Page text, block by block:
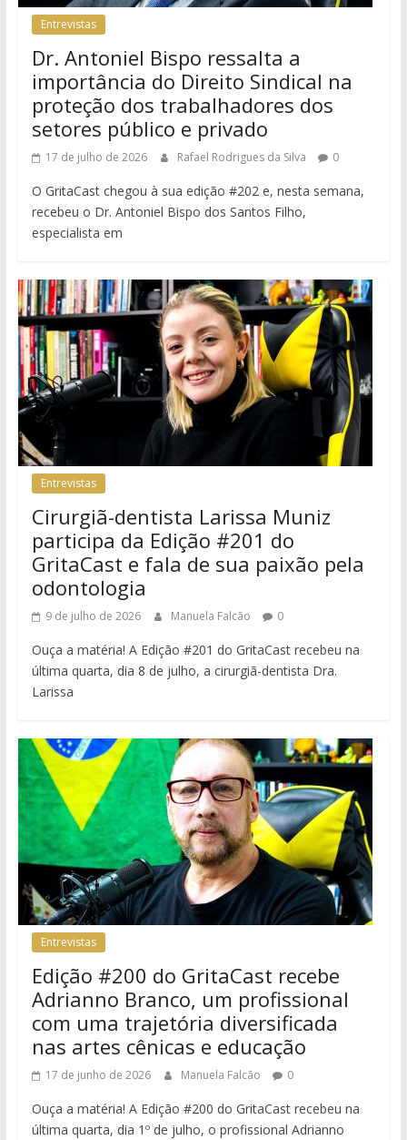
Entrevistas
Dr. Antoniel Bispo ressalta a
importância do Direito Sindical na
proteção dos trabalhadores dos
setores público e privado
17 de julho de 2026 Rafael Rodrigues da Silva 0
O GritaCast chegou à sua edição #202 e, nesta semana,
recebeu o Dr. Antoniel Bispo dos Santos Filho,
especialista em
Entrevistas
Cirurgiã-dentista Larissa Muniz
participa da Edição #201 do
GritaCast e fala de sua paixão pela
odontologia
9 de julho de 2026 Manuela Falcão 0
Ouça a matéria! A Edição #201 do GritaCast recebeu na
última quarta, dia 8 de julho, a cirurgiã-dentista Dra.
Larissa
Entrevistas
Edição #200 do GritaCast recebe
Adrianno Branco, um profissional
com uma trajetória diversificada
nas artes cênicas e educação
17 de junho de 2026 Manuela Falcão 0
Ouça a matéria! A Edição #200 do GritaCast recebeu na
última quarta, dia 1º de julho, o profissional Adrianno